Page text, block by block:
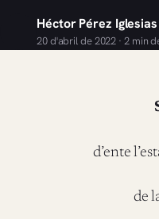
Héctor Pérez Iglesias
20 d'abril de 2022 · 2 min
d’ente
de